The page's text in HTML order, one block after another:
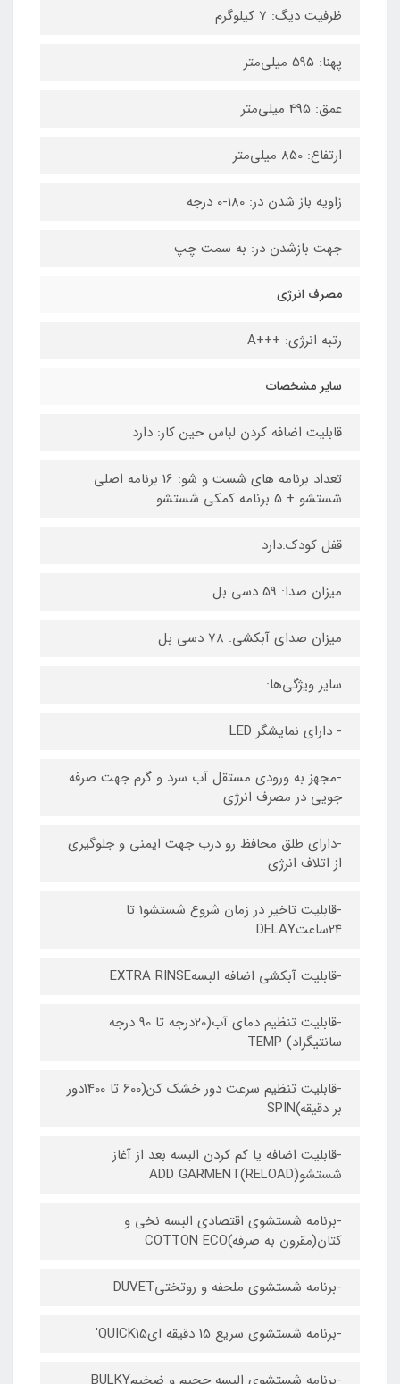
ظرفیت دیگ: 7 کیلوگرم
پهنا: 595 میلی‌متر
عمق: 495 میلی‌متر
ارتفاع: 850 میلی‌متر
زاویه باز شدن در: 180-0 درجه
جهت بازشدن در: به سمت چپ
مصرف انرژی
رتبه انرژی: +++A
سایر مشخصات
قابلیت اضافه کردن لباس حین کار: دارد
تعداد برنامه های شست و شو: 16 برنامه اصلی
شستشو + 5 برنامه کمکی شستشو
قفل کودک:دارد
میزان صدا: 59 دسی بل
میزان صدای آبکشی: 78 دسی بل
سایر ویژگی‌ها:
- دارای نمایشگر LED
-مجهز به ورودی مستقل آب سرد و گرم جهت صرفه
جویی در مصرف انرژی
-دارای طلق محافظ رو درب جهت ایمنی و جلوگیری
از اتلاف انرژی
-قابلیت تاخیر در زمان شروع شستشو1 تا
24ساعتDELAY
-قابلیت آبکشی اضافه البسهEXTRA RINSE
-قابلیت تنظیم دمای آب(20درجه تا 90 درجه
سانتیگراد) TEMP
-قابلیت تنظیم سرعت دور خشک کن(600 تا 1400دور
بر دقیقه)SPIN
-قابلیت اضافه یا کم کردن البسه بعد از آغاز
شستشوADD GARMENT(RELOAD)
-برنامه شستشوی اقتصادی البسه نخی و
کتان(مقرون به صرفه)COTTON ECO
-برنامه شستشوی ملحفه و روتختیDUVET
-برنامه شستشوی سریع 15 دقیقه ایQUICK15'